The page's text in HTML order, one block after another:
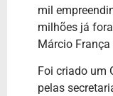
mil
milhões já
Márcio França
Foi criado um
pelas